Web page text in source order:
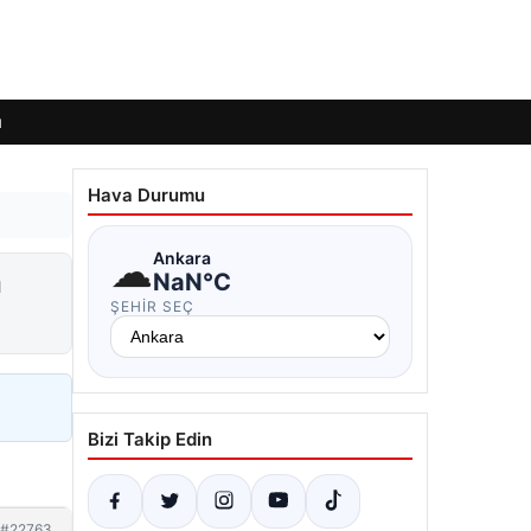
Hava Durumu
☁Ankara
NaN°C
ŞEHIR SEÇ
Bizi Takip Edin